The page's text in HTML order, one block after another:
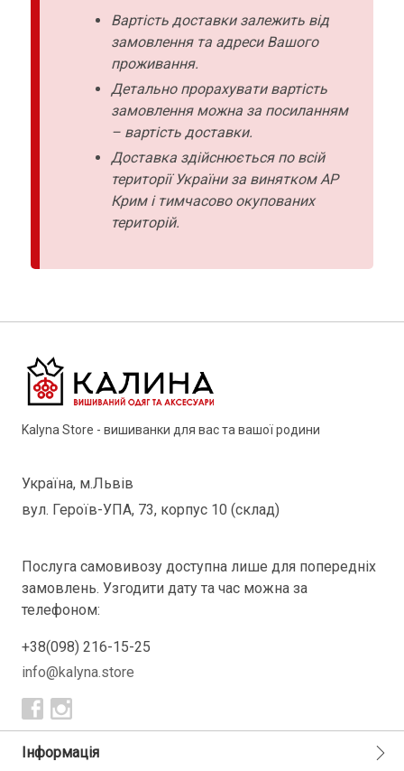
Вартість доставки залежить від
замовлення та адреси Вашого
проживання.
Детально прорахувати вартість
замовлення можна за посиланням
– вартість доставки.
Доставка здійснюється по всій
території України за винятком АР
Крим і тимчасово окупованих
територій.
Kalyna Store - вишиванки для вас та вашої родини
Україна, м.Львів
вул. Героїв-УПА, 73, корпус 10 (склад)
Послуга самовивозу доступна лише для попередніх
замовлень. Узгодити дату та час можна за
телефоном:
+38(098) 216-15-25
info@kalyna.store
Інформація